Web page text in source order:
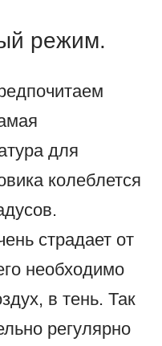
режим.
для
колеблется
страдает от
необходимо
в тень. Так
регулярно